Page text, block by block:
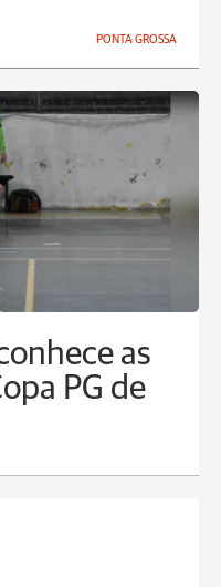
PONTA GROSSA
as
PG de